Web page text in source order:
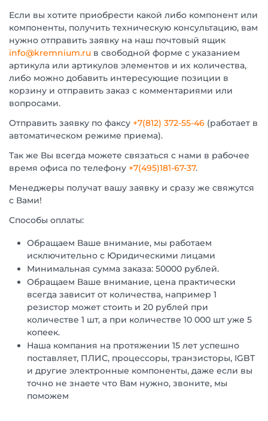
Если вы хотите приобрести какой либо компонент или
компоненты, получить техническую консультацию, вам
нужно отправить заявку на наш почтовый ящик
info@kremnium.ru в свободной форме с указанием
артикула или артикулов элементов и их количества,
либо можно добавить интересующие позиции в
корзину и отправить заказ с комментариями или
вопросами.
Отправить заявку по факсу +7(812) 372-55-46 (работает в
автоматическом режиме приема).
Так же Вы всегда можете связаться с нами в рабочее
время офиса по телефону +7(495)181-67-37.
Менеджеры получат вашу заявку и сразу же свяжутся
с Вами!
Способы оплаты:
Обращаем Ваше внимание, мы работаем
исключительно с Юридическими лицами
Минимальная сумма заказа: 50000 рублей.
Обращаем Ваше внимание, цена практически
всегда зависит от количества, например 1
резистор может стоить и 20 рублей при
количестве 1 шт, а при количестве 10 000 шт уже 5
копеек.
Наша компания на протяжении 15 лет успешно
поставляет, ПЛИС, процессоры, транзисторы, IGBT
и другие электронные компоненты, даже если вы
точно не знаете что Вам нужно, звоните, мы
поможем